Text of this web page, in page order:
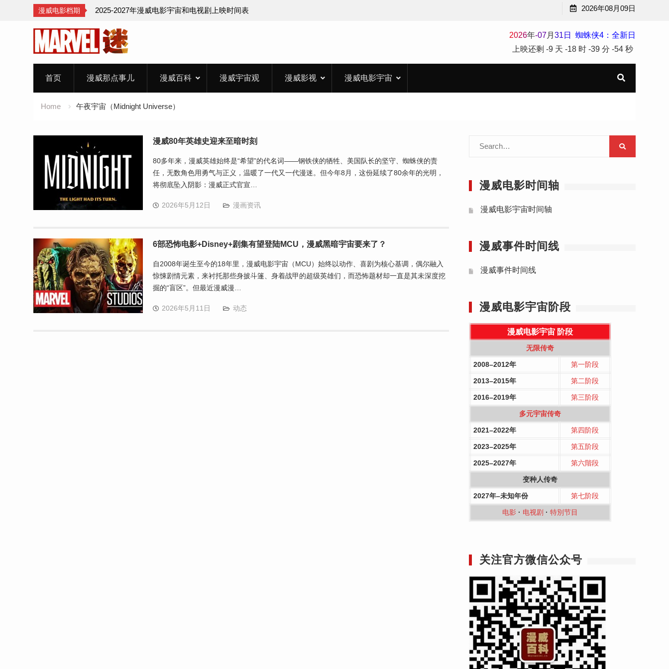
漫威电影档期 2025-2027年漫威电影宇宙和电视剧上映时间表 2026年08月09日
2026年-07月 31 日
蜘蛛侠4：全新日
上映还剩 -9 天 -18 时 -39 分 -54 秒
首页 漫威那点事儿 漫威百科 漫威宇宙观 漫威影视 漫威电影宇宙
Home 午夜宇宙（Midnight Universe）
漫威80年英雄史迎来至暗时刻
80多年来，漫威英雄始终是“希望”的代名词——钢铁侠的牺牲、美国队长的坚守、蜘蛛侠的责
任，无数角色用勇气与正义，温暖了一代又一代漫迷。但今年8月，这份延续了80余年的光明，
将彻底坠入阴影：漫威正式官宣…
2026年5月12日 漫画资讯
6部恐怖电影+Disney+剧集有望登陆MCU，漫威黑暗宇宙要来了？
自2008年诞生至今的18年里，漫威电影宇宙（MCU）始终以动作、喜剧为核心基调，偶尔融入
惊悚剧情元素，来衬托那些身披斗篷、身着战甲的超级英雄们，而恐怖题材却一直是其未深度挖
掘的“盲区”。但最近漫威漫…
2026年5月11日 动态
Search
漫威电影时间轴
漫威电影宇宙时间轴
漫威事件时间线
漫威事件时间线
漫威电影宇宙阶段
漫威电影宇宙 阶段
无限传奇
2008–2012年 第一阶段
2013–2015年 第二阶段
2016–2019年 第三阶段
多元宇宙传奇
2021–2022年 第四阶段
2023–2025年 第五阶段
2025–2027年 第六階段
变种人传奇
2027年–未知年份 第七阶段
电影 · 电视剧 · 特別节目
关注官方微信公众号